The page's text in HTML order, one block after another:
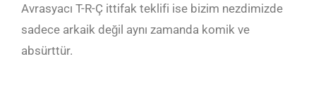
Avrasyacı T-R-Ç ittifak teklifi ise bizim nezdimizde
sadece arkaik değil aynı zamanda komik ve
absürttür.